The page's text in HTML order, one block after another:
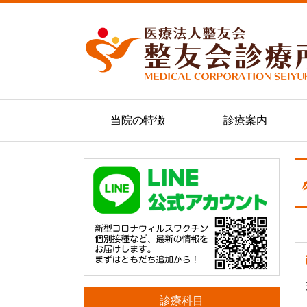
当院の特徴 診療案内
診療科目